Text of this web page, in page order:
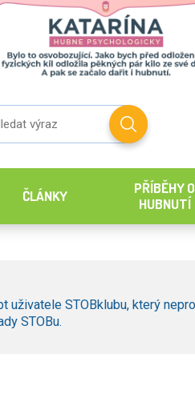
ČLÁNKY
PŘÍBĚHY O
HUBNUTÍ
uživatele STOBklubu, který
STOBu.